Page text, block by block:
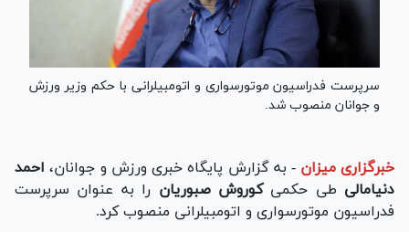
سرپرست فدراسیون موتورسواری و اتومبیلرانی با حکم وزیر ورزش
و جوانان منصوب شد.
خبرگزاری میزان - به گزارش پایگاه خبری ورزش و جوانان، احمد
دنیامالی طی حکمیکوروش صبوریان را به عنوان سرپرست
فدراسیون موتورسواری و اتومبیلرانی منصوب کرد.